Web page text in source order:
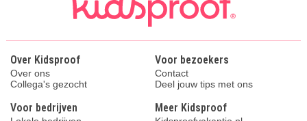
Over Kidsproof
Over ons
Collega's gezocht
Voor bezoekers
Contact
Deel jouw tips met ons
Voor bedrijven Meer Kidsproof